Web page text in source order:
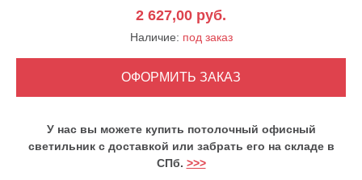
2 627,00 руб.
Наличие: под заказ
У нас вы можете купить потолочный офисный
светильник с доставкой или забрать его на складе в
СПб. >>>